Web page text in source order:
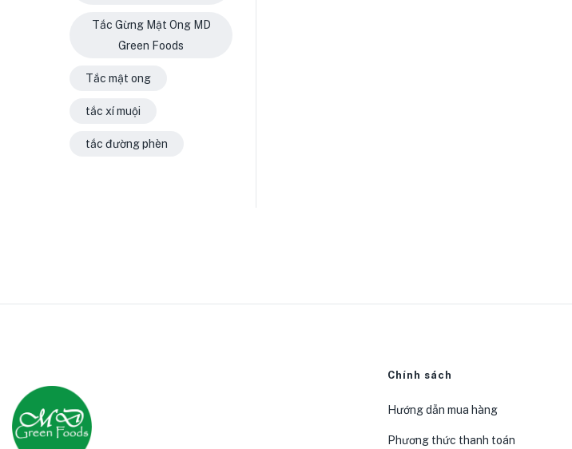
Tắc Gừng Mật Ong MD
Green Foods
Tắc mật ong
tắc xí muội
tắc đường phèn
Chính sách
Hướng dẫn mua hàng
Phương thức thanh toán